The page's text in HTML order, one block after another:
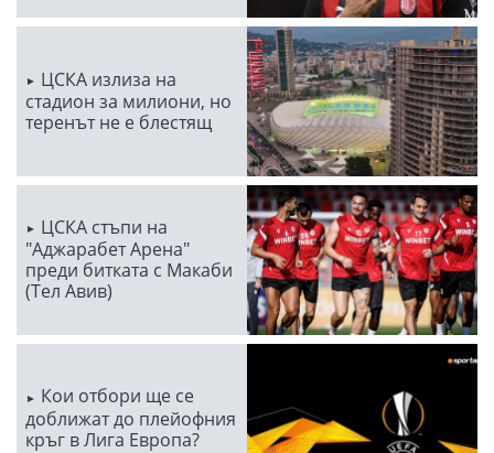
ЦСКА излиза на
стадион за милиони, но
теренът не е блестящ
ЦСКА стъпи на
"Аджарабет Арена"
преди битката с Макаби
(Тел Авив)
Кои отбори ще се
доближат до плейофния
кръг в Лига Европа?